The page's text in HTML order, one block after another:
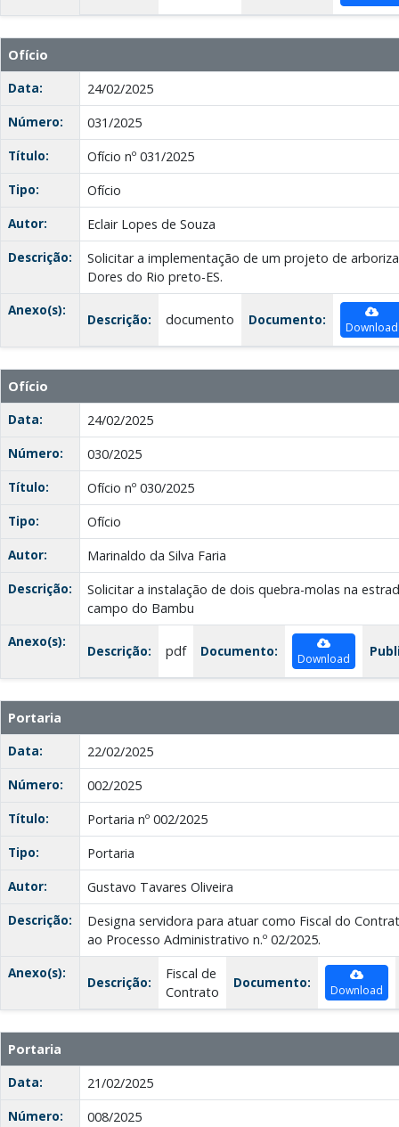
Ofício
Data:
24/02/2025
Número:
031/2025
Título:
Ofício nº 031/2025
Tipo:
Ofício
Autor:
Eclair Lopes de Souza
Descrição:
Solicitar a implementação de um projeto de
Dores do Rio preto-ES.
Anexo(s):
Descrição: documento Documento: Download
Ofício
Data:
24/02/2025
Número:
030/2025
Título:
Ofício nº 030/2025
Tipo:
Ofício
Autor:
Marinaldo da Silva Faria
Descrição:
Solicitar a instalação de dois quebra-molas na
campo do Bambu
Anexo(s):
Descrição: pdf Documento: Download
Portaria
Data:
22/02/2025
Número:
002/2025
Título:
Portaria nº 002/2025
Tipo:
Portaria
Autor:
Gustavo Tavares Oliveira
Descrição:
Designa servidora para atuar como Fiscal do
ao Processo Administrativo n.º 02/2025.
Anexo(s):
Descrição:
Fiscal de
Contrato
Documento: Download
Portaria
Data:
21/02/2025
Número:
008/2025